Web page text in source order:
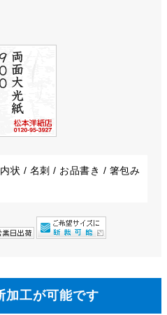
状 / 名刺 / お品書き / 箸包み
加工が可能です